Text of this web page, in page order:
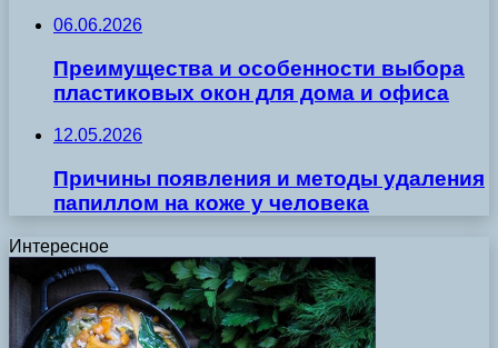
06.06.2026
Преимущества и особенности выбора
пластиковых окон для дома и офиса
12.05.2026
Причины появления и методы удаления
папиллом на коже у человека
Интересное